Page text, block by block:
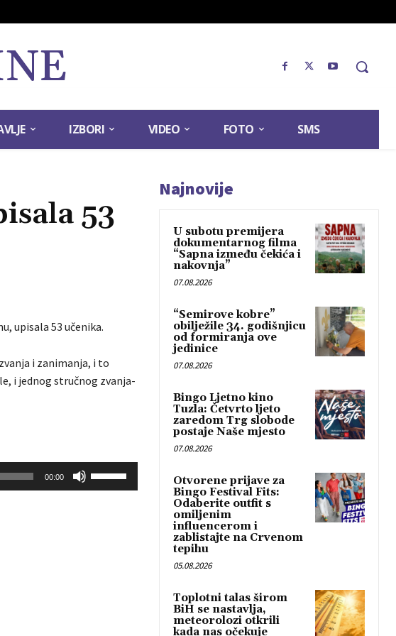
IZBORI VIDEO FOTO SMS
53
upisala 53 učenika.
i zanimanja, i to
i jednog stručnog zvanja-
00:00
o
Najnovije
U subotu premijera
dokumentarnog filma
“Sapna između čekića i
nakovnja”
07.08.2026
“Semirove kobre”
obilježile 34. godišnjicu
od formiranja ove
jedinice
07.08.2026
Bingo Ljetno kino
Tuzla: Četvrto ljeto
zaredom Trg slobode
postaje Naše mjesto
07.08.2026
Otvorene prijave za
Bingo Festival Fits:
Odaberite outfit s
omiljenim
influencerom i
zablistajte na Crvenom
tepihu
05.08.2026
Toplotni talas širom
BiH se nastavlja,
meteorolozi otkrili
kada nas očekuje